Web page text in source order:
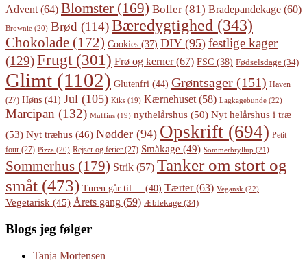
Advent (64) Blomster (169) Boller (81) Bradepandekage (60)
Brownie (20) Brød (114)Bæredygtighed (343)
Chokolade (172) Cookies (37) DIY(95) festlige kager
(129)Frugt(301) Frø og kerner(67) FSC (38) Fødselsdage (34)
Glimt (1102) Glutenfri (44) Grøntsager (151) Haven
(27) Høns (41) Jul (105) Kiks (19) Kærnehuset (58) Lagkagebunde (22)
Marcipan (132) Muffins (19) nythelårshus (50) Nyt helårshus i træ
(53) Nyt træhus (46) Nødder (94) Opskrift (694) Petit
four (27) Pizza (20) Rejser og ferier (27) Småkage (49) Sommerbryllup (21)
Sommerhus (179) Strik (57) Tanker om stort og
småt (473) Turen går til ... (40) Tærter(63) Vegansk (22)
Vegetarisk (45) Årets gang (59) Æblekage (34)
Blogs jeg følger
Tanja Mortensen